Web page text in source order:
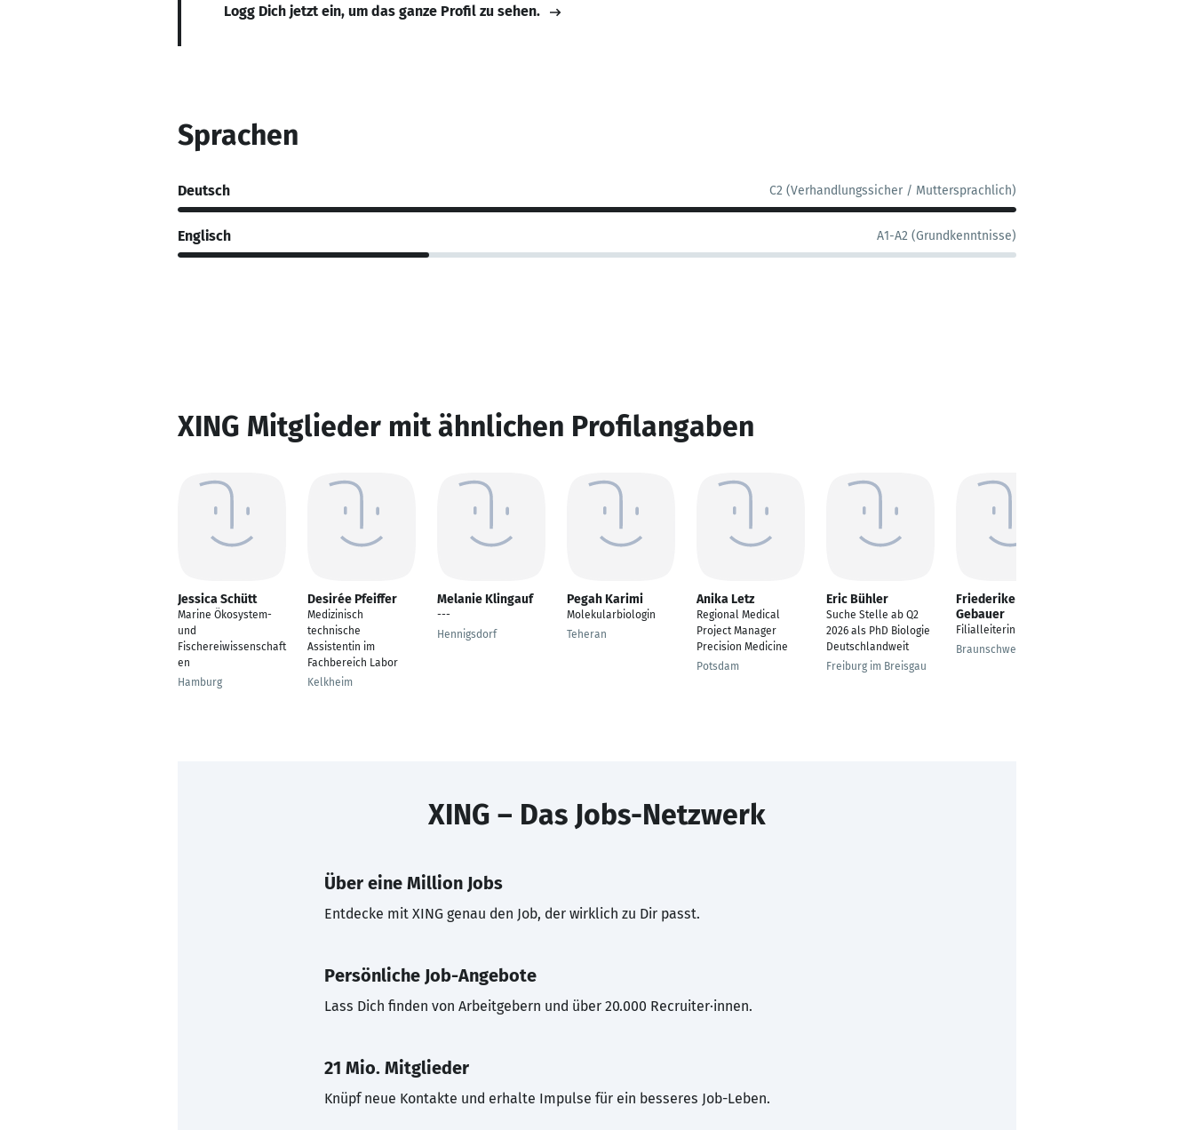
Logg Dich jetzt ein, um das ganze Profil zu sehen.
Sprachen
Deutsch C2 (Verhandlungssicher / Muttersprachlich)
Englisch A1-A2 (Grundkenntnisse)
XING Mitglieder mit ähnlichen Profilangaben
Jessica Schütt
Marine Ökosystem-
und
Fischereiwissenschaft
en
Hamburg
Desirée Pfeiffer
Medizinisch
technische
Assistentin im
Fachbereich Labor
Kelkheim
Melanie Klingauf
---
Hennigsdorf
Pegah Karimi
Molekularbiologin
Teheran
Anika Letz
Regional Medical
Project Manager
Precision Medicine
Potsdam
Eric Bühler
Suche Stelle ab Q2
2026 als PhD Biologie
Deutschlandweit
Freiburg im Breisgau
Friederike
Gebauer
Filialleiterin
Braunschweig
XING – Das Jobs-Netzwerk
Über eine Million Jobs
Entdecke mit XING genau den Job, der wirklich zu Dir passt.
Persönliche Job-Angebote
Lass Dich finden von Arbeitgebern und über 20.000 Recruiter·innen.
21 Mio. Mitglieder
Knüpf neue Kontakte und erhalte Impulse für ein besseres Job-Leben.